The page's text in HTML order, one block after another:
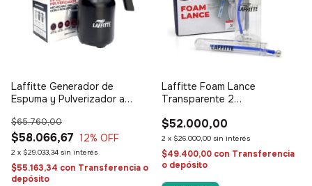
Laffitte Generador de
Espuma y Pulverizador a
$58.066,67
$65.760,00
12% OFF
2 x $29.033,34 sin interés
$55.163,34 con Transferencia o
depósito
Laffitte Foam Lance
Transparente 2
$52.000,00
2 x $26.000,00 sin interés
$49.400,00 con Transferencia
o depósito